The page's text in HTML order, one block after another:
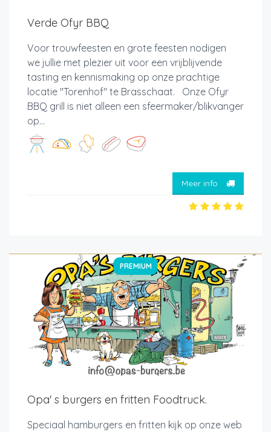
Verde Ofyr BBQ
Voor trouwfeesten en grote feesten nodigen
we jullie met plezier uit voor een vrijblijvende
tasting en kennismaking op onze prachtige
locatie "Torenhof" te Brasschaat. Onze Ofyr
BBQ grill is niet alleen een sfeermaker/blikvanger
op...
Meer info
PREMIUM
Opa' s burgers en fritten Foodtruck.
Speciaal hamburgers en fritten kijk op onze web